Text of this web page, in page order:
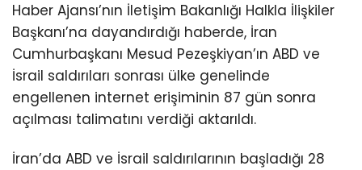
Haber Ajansı’nın İletişim Bakanlığı Halkla İlişkiler
Başkanı’na dayandırdığı haberde, İran
Cumhurbaşkanı Mesud Pezeşkiyan’ın ABD ve
İsrail saldırıları sonrası ülke genelinde
engellenen internet erişiminin 87 gün sonra
açılması talimatını verdiği aktarıldı.
İran’da ABD ve İsrail saldırılarının başladığı 28